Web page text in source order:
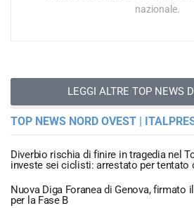
nazionale.
LEGGI ALTRE TOP NEWS
TOP NEWS NORD OVEST |
Diverbio rischia di finire in tragedia nel
investe sei ciclisti: arrestato per tentato
Nuova Diga Foranea di Genova,
per la Fase B